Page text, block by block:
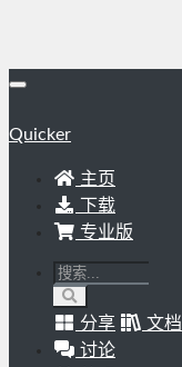
Quicker
主页
下载
专业版
分享
文档
讨论